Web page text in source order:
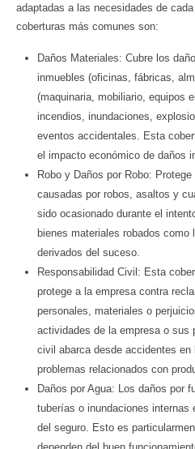
adaptadas a las necesidades de
coberturas más comunes son:
Daños Materiales: Cubre los
inmuebles (oficinas, fábricas,
(maquinaria, mobiliario, equipos
incendios, inundaciones,
eventos accidentales. Esta
el impacto económico de daños
Robo y Daños por Robo:
causadas por robos, asaltos y
sido ocasionado durante el
bienes materiales robados como
derivados del suceso.
Responsabilidad Civil: Esta
protege a la empresa contra
personales, materiales o
actividades de la empresa o sus
civil abarca desde accidentes
problemas relacionados con
Daños por Agua: Los daños por
tuberías o inundaciones
del seguro. Esto es